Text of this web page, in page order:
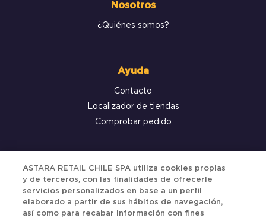
Nosotros
¿Quiénes somos?
Ayuda
Contacto
Localizador de tiendas
Comprobar pedido
Servicio al cliente
Términos y Condiciones
Política de privacidad
ASTARA RETAIL CHILE SPA utiliza cookies propias
y de terceros, con las finalidades de ofrecerle
servicios personalizados en base a un perfil
elaborado a partir de sus hábitos de navegación,
así como para recabar información con fines